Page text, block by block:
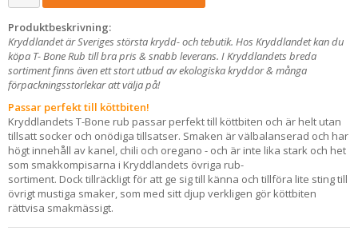
Produktbeskrivning:
Kryddlandet är Sveriges största krydd- och tebutik. Hos Kryddlandet kan du
köpa T- Bone Rub till bra pris & snabb leverans. I Kryddlandets breda
sortiment finns även ett stort utbud av ekologiska kryddor & många
förpackningsstorlekar att välja på!
Passar perfekt till köttbiten!
Kryddlandets T-Bone rub passar perfekt till köttbiten och är helt utan
tillsatt socker och onödiga tillsatser. Smaken är välbalanserad och har
högt innehåll av kanel, chili och oregano - och är inte lika stark och het
som smakkompisarna i Kryddlandets övriga rub-
sortiment. Dock tillräckligt för att ge sig till känna och tillföra lite sting till
övrigt mustiga smaker, som med sitt djup verkligen gör köttbiten
rättvisa smakmässigt.